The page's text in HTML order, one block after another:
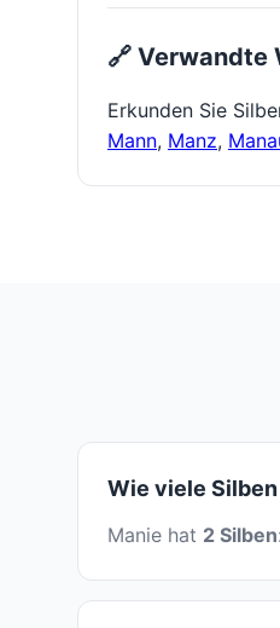
🔗 Verwandte
Erkunden Sie
Mann, Manz,
Wie viele
Manie hat 2 Silben